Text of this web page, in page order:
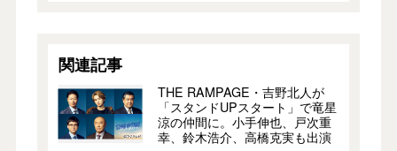
関連記事
THE RAMPAGE・吉野北人が
「スタンドUPスタート」で竜星
涼の仲間に。小手伸也、戸次重
幸、鈴木浩介、高橋克実も出演